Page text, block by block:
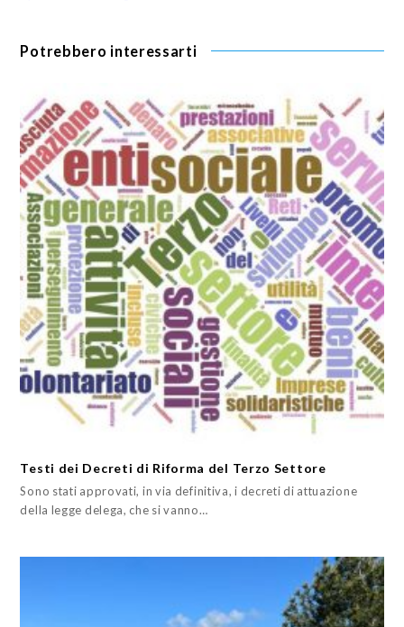
Potrebbero interessarti
Testi dei Decreti di Riforma del Terzo Settore
Sono stati approvati, in via definitiva, i decreti di attuazione
della legge delega, che si vanno…